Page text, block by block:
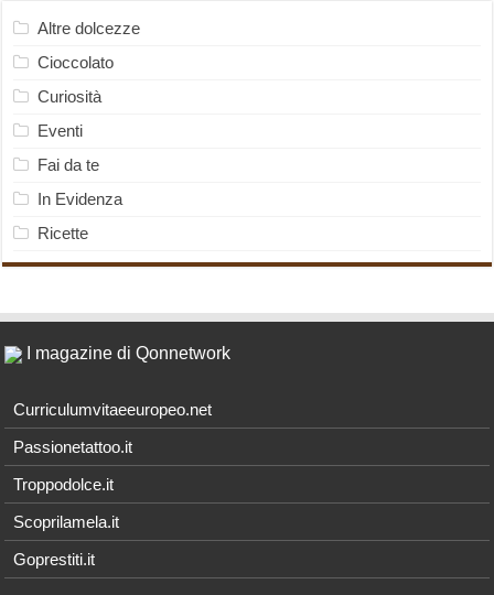
Altre dolcezze
Cioccolato
Curiosità
Eventi
Fai da te
In Evidenza
Ricette
I magazine di Qonnetwork
Curriculumvitaeeuropeo.net
Passionetattoo.it
Troppodolce.it
Scoprilamela.it
Goprestiti.it